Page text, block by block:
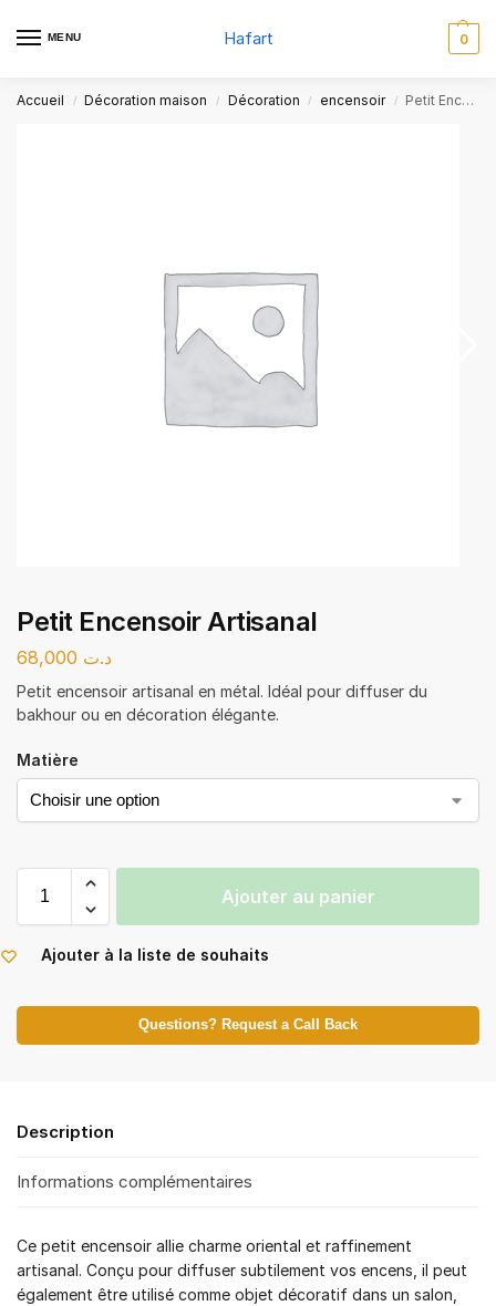
MENU Hafart 0
Accueil / Décoration maison / Décoration / encensoir / Petit Encensoir Artisanal
Petit Encensoir Artisanal
د.ت
Petit encensoir artisanal en métal. Idéal pour diffuser du
bakhour ou en décoration élégante.
Matière
Ajouter au panier
Ajouter à la liste de souhaits
Questions? Request a Call Back
Description
Informations complémentaires
Ce petit encensoir allie charme oriental et raffinement
artisanal. Conçu pour diffuser subtilement vos encens, il peut
également être utilisé comme objet décoratif dans un salon,